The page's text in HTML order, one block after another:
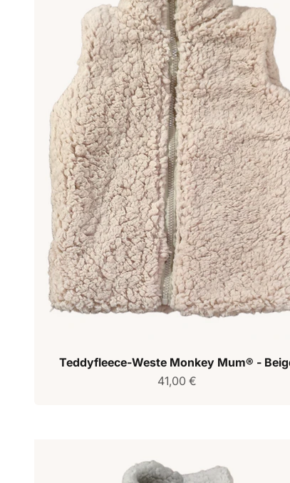
Teddyfleece-Weste Monkey Mum® -
Verkaufspreis
41,00 €